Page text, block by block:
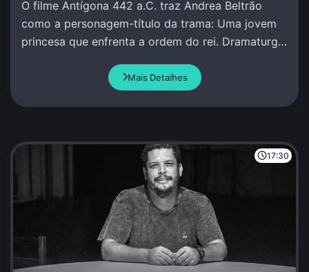
O filme Antígona 442 a.C. traz Andrea Beltrão
como a personagem-título da trama: Uma jovem
princesa que enfrenta a ordem do rei. Dramaturgia
Mais Detalhes
17:30